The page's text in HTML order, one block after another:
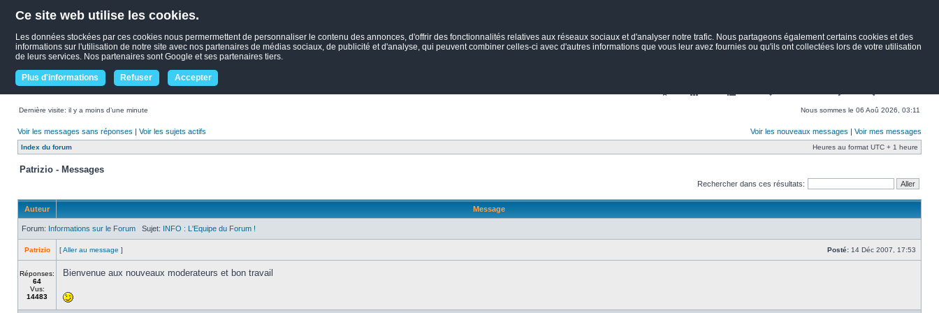
Ce site web utilise les cookies.
Les données stockées par ces cookies nous permermettent de personnaliser le contenu des annonces, d'offrir des fonctionnalités relatives aux réseaux sociaux et d'analyser notre trafic. Nous partageons également certains cookies et des
informations sur l'utilisation de notre site avec nos partenaires de médias sociaux, de publicité et d'analyse, qui peuvent combiner celles-ci avec d'autres informations que vous leur avez fournies ou qu'ils ont collectées lors de votre utilisation
de leurs services. Nos partenaires sont Google et ses partenaires tiers.
Plus d'informations Refuser Accepter
Dernière visite: il y a moins d’une minute Nous sommes le 06 Aoû 2026, 03:11
Voir les messages sans réponses | Voir les sujets actifs Voir les nouveaux messages | Voir mes messages
Index du forum Heures au format UTC + 1 heure
Patrizio - Messages
Rechercher dans ces résultats:
Auteur Message
Forum: Informations sur le Forum Sujet: INFO : L'Equipe du Forum !
Patrizio [Aller au message ] Posté: 14 Déc 2007, 17:53
Réponses:
64
Vus:
14483
Bienvenue aux nouveaux moderateurs et bon travail